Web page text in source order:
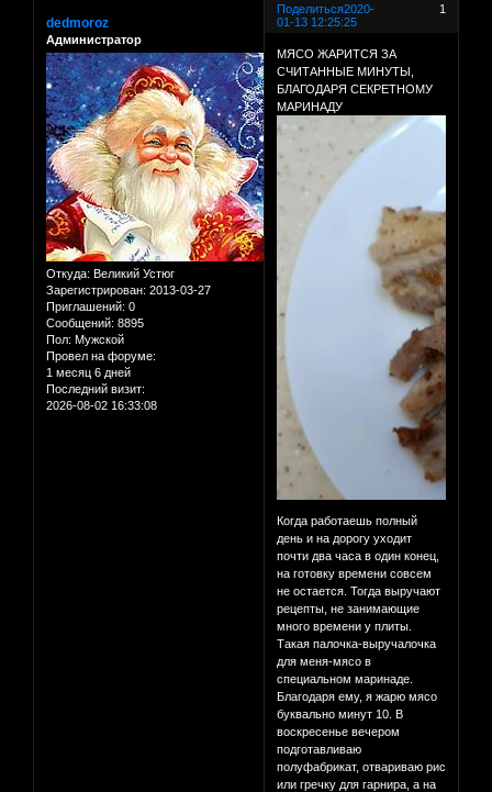
Поделиться 1
2020-
01-13 12:25:25
dedmoroz
Администратор
Откуда: Великий Устюг
Зарегистрирован: 2013-03-27
Приглашений: 0
Сообщений: 8895
Пол: Мужской
Провел на форуме:
1 месяц 6 дней
Последний визит:
2026-08-02 16:33:08
МЯСО ЖАРИТСЯ ЗА
СЧИТАННЫЕ МИНУТЫ,
БЛАГОДАРЯ СЕКРЕТНОМУ
МАРИНАДУ
Когда работаешь полный
день и на дорогу уходит
почти два часа в один конец,
на готовку времени совсем
не остается. Тогда выручают
рецепты, не занимающие
много времени у плиты.
Такая палочка-выручалочка
для меня-мясо в
специальном маринаде.
Благодаря ему, я жарю мясо
буквально минут 10. В
воскресенье вечером
подготавливаю
полуфабрикат, отвариваю рис
или гречку для гарнира, а на